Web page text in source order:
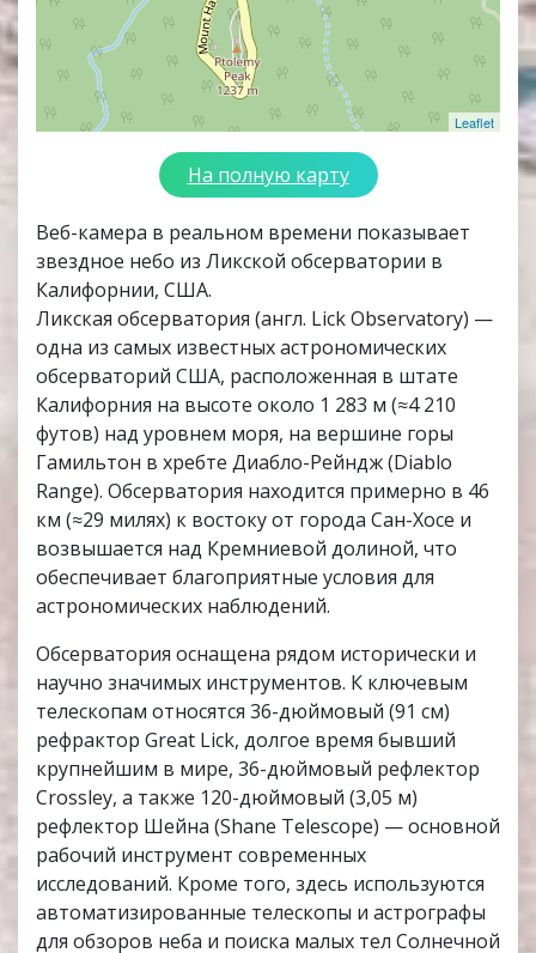
Leaflet
На полную карту
Веб-камера в реальном времени показывает
звездное небо из Ликской обсерватории в
Калифорнии, США.
Ликская обсерватория (англ. Lick Observatory) —
одна из самых известных астрономических
обсерваторий США, расположенная в штате
Калифорния на высоте около 1 283 м (≈4 210
футов) над уровнем моря, на вершине горы
Гамильтон в хребте Диабло-Рейндж (Diablo
Range). Обсерватория находится примерно в 46
км (≈29 милях) к востоку от города Сан-Хосе и
возвышается над Кремниевой долиной, что
обеспечивает благоприятные условия для
астрономических наблюдений.
Обсерватория оснащена рядом исторически и
научно значимых инструментов. К ключевым
телескопам относятся 36-дюймовый (91 см)
рефрактор Great Lick, долгое время бывший
крупнейшим в мире, 36-дюймовый рефлектор
Crossley, а также 120-дюймовый (3,05 м)
рефлектор Шейна (Shane Telescope) — основной
рабочий инструмент современных
исследований. Кроме того, здесь используются
автоматизированные телескопы и астрографы
для обзоров неба и поиска малых тел Солнечной